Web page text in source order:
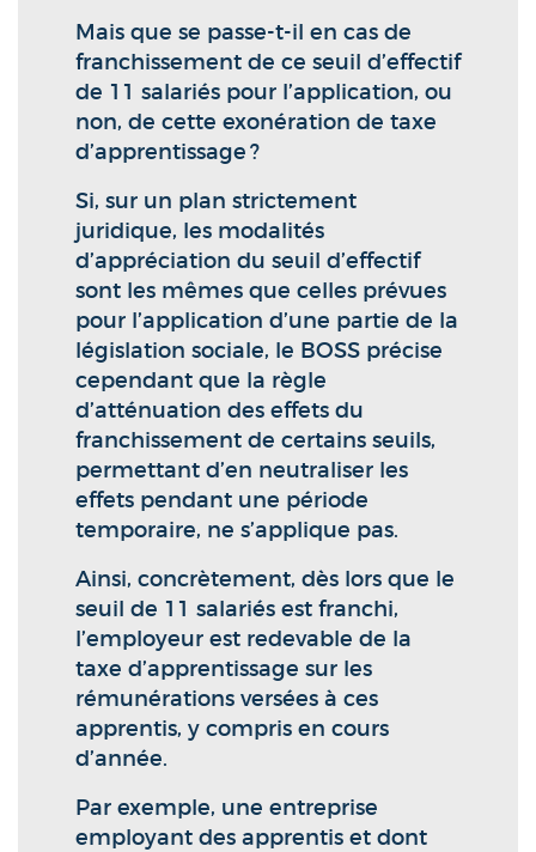
Mais que se passe-t-il en cas de
franchissement de ce seuil d’effectif
de 11 salariés pour l’application, ou
non, de cette exonération de taxe
d’apprentissage ?
Si, sur un plan strictement
juridique, les modalités
d’appréciation du seuil d’effectif
sont les mêmes que celles prévues
pour l’application d’une partie de la
législation sociale, le BOSS précise
cependant que la règle
d’atténuation des effets du
franchissement de certains seuils,
permettant d’en neutraliser les
effets pendant une période
temporaire, ne s’applique pas.
Ainsi, concrètement, dès lors que le
seuil de 11 salariés est franchi,
l’employeur est redevable de la
taxe d’apprentissage sur les
rémunérations versées à ces
apprentis, y compris en cours
d’année.
Par exemple, une entreprise
employant des apprentis et dont